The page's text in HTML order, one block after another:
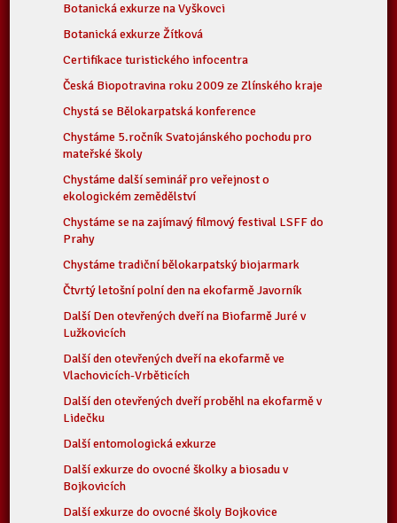
Botanická exkurze na Vyškovci
Botanická exkurze Žítková
Certifikace turistického infocentra
Česká Biopotravina roku 2009 ze Zlínského kraje
Chystá se Bělokarpatská konference
Chystáme 5.ročník Svatojánského pochodu pro
mateřské školy
Chystáme další seminář pro veřejnost o
ekologickém zemědělství
Chystáme se na zajímavý filmový festival LSFF do
Prahy
Chystáme tradiční bělokarpatský biojarmark
Čtvrtý letošní polní den na ekofarmě Javorník
Další Den otevřených dveří na Biofarmě Juré v
Lužkovicích
Další den otevřených dveří na ekofarmě ve
Vlachovicích-Vrběticích
Další den otevřených dveří proběhl na ekofarmě v
Lidečku
Další entomologická exkurze
Další exkurze do ovocné školky a biosadu v
Bojkovicích
Další exkurze do ovocné školy Bojkovice